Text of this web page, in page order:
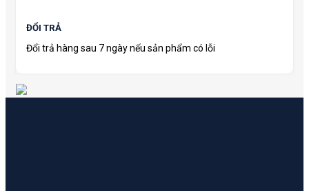
ĐỔI TRẢ
Đổi trả hàng sau 7 ngày nếu sản phẩm có lỗi